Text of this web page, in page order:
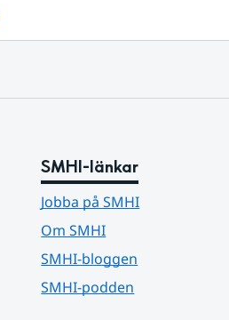
SMHI-länkar
Jobba på SMHI
Om SMHI
SMHI-bloggen
SMHI-podden